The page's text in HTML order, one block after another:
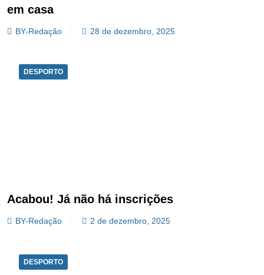
em casa
BY-Redação 28 de dezembro, 2025
DESPORTO
Acabou! Já não há inscrições
BY-Redação 2 de dezembro, 2025
DESPORTO